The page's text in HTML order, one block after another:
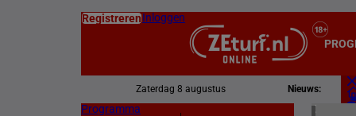
RegistrerenInloggen
Zaterdag 8 augustus Nieuws:
Programma